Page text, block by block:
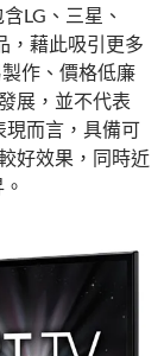
LG、三星、
，藉此吸引更多
作、價格低廉
展，並不代表
現而言，具備可
好效果，同時近